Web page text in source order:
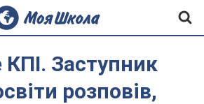
Заступник
розповів,